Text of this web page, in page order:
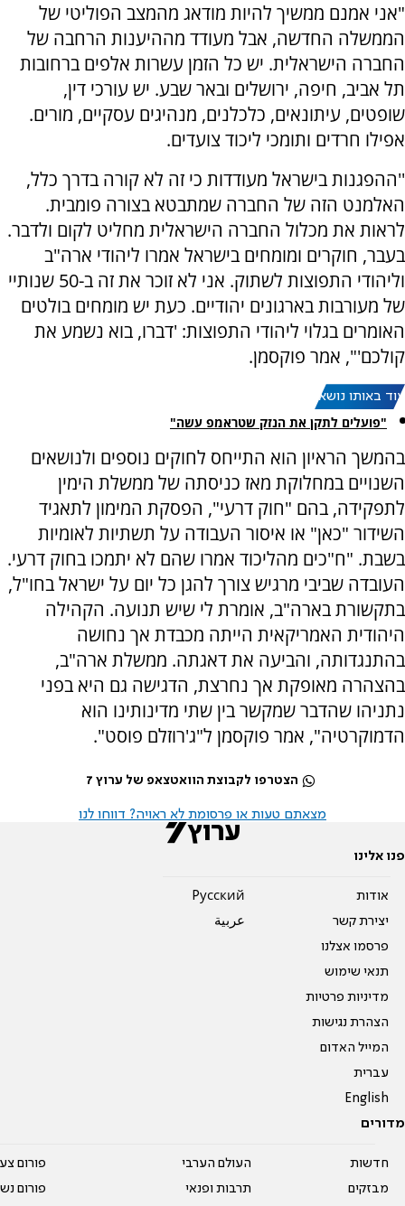
"אני אמנם ממשיך להיות מודאג מהמצב הפוליטי של
הממשלה החדשה, אבל מעודד מההיענות הרחבה של
החברה הישראלית. יש כל הזמן עשרות אלפים ברחובות
תל אביב, חיפה, ירושלים ובאר שבע. יש עורכי דין,
שופטים, עיתונאים, כלכלנים, מנהיגים עסקיים, מורים.
אפילו חרדים ותומכי ליכוד צועדים.
''ההפגנות בישראל מעודדות כי זה לא קורה בדרך כלל,
האלמנט הזה של החברה שמתבטא בצורה פומבית.
לראות את מכלול החברה הישראלית מחליט לקום ולדבר.
בעבר, חוקרים ומומחים בישראל אמרו ליהודי ארה"ב
וליהודי התפוצות לשתוק. אני לא זוכר את זה ב-50 שנותיי
של מעורבות בארגונים יהודיים. כעת יש מומחים בולטים
האומרים בגלוי ליהודי התפוצות: 'דברו, בוא נשמע את
קולכם'", אמר פוקסמן.
עוד באותו נושא:
"פועלים לתקן את הנזק שטראמפ עשה"
בהמשך הראיון הוא התייחס לחוקים נוספים ולנושאים
השנויים במחלוקת מאז כניסתה של ממשלת הימין
לתפקידה, בהם "חוק דרעי", הפסקת המימון לתאגיד
השידור "כאן" או איסור העבודה על תשתיות לאומיות
בשבת. "ח"כים מהליכוד אמרו שהם לא יתמכו בחוק דרעי.
העובדה שביבי מרגיש צורך להגן כל יום על ישראל בחו"ל,
בתקשורת בארה"ב, אומרת לי שיש תנועה. הקהילה
היהודית האמריקאית הייתה מכבדת אך נחושה
בהתנגדותה, והביעה את דאגתה. ממשלת ארה"ב,
בהצהרה מאופקת אך נחרצת, הדגישה גם היא בפני
נתניהו שהדבר שמקשר בין שתי מדינותינו הוא
הדמוקרטיה", אמר פוקסמן ל"ג'רוזלם פוסט".
הצטרפו לקבוצת הוואטצאפ של ערוץ 7
מצאתם טעות או פרסומת לא ראויה? דווחו לנו
פנו אלינו
אודות
יצירת קשר
פרסמו אצלנו
תנאי שימוש
מדיניות פרטיות
הצהרת נגישות
המייל האדום
עברית
English
Pусский
عربية
מדורים
חדשות
מבזקים
העולם הערבי
תרבות ופנאי
פורום
פורום